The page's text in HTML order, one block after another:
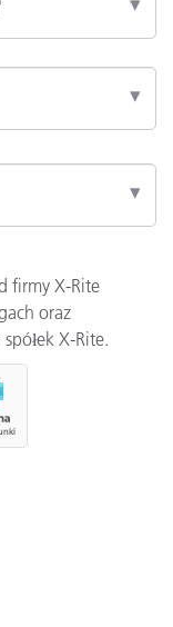
firmy X-Rite
oraz
X-Rite.